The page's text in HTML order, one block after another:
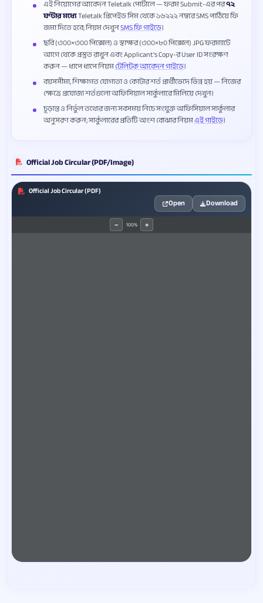
এই নিয়োগের আবেদন Teletalk পোর্টালে — ফরম Submit-এর পর৭২
ঘণ্টার মধ্যেTeletalk প্রিপেইড সিম থেকে ১৬২২২ নম্বরে SMS পাঠিয়ে ফি
জমা দিতে হবে; নিয়ম দেখুনSMS ফি গাইডে।
ছবি (৩০০×৩০০ পিক্সেল) ও স্বাক্ষর (৩০০×৮০ পিক্সেল) JPG ফরম্যাটে
আগে থেকে প্রস্তুত রাখুন এবং Applicant’s Copy-র User ID সংরক্ষণ
করুন — ধাপে ধাপে নিয়মটেলিটক আবেদন গাইডে।
বয়সসীমা, শিক্ষাগত যোগ্যতা ও কোটার শর্ত প্রার্থীভেদে ভিন্ন হয় — নিজের
ক্ষেত্রে প্রযোজ্য শর্তগুলো অফিসিয়াল সার্কুলারে মিলিয়ে দেখুন।
চূড়ান্ত ও নির্ভুল তথ্যের জন্য সবসময় নিচে সংযুক্ত অফিসিয়াল সার্কুলার
অনুসরণ করুন; সার্কুলারের প্রতিটি অংশ বোঝার নিয়মএই গাইডে।
Official Job Circular (PDF/Image)
Official Job Circular (PDF)
Open Download
− 100% +